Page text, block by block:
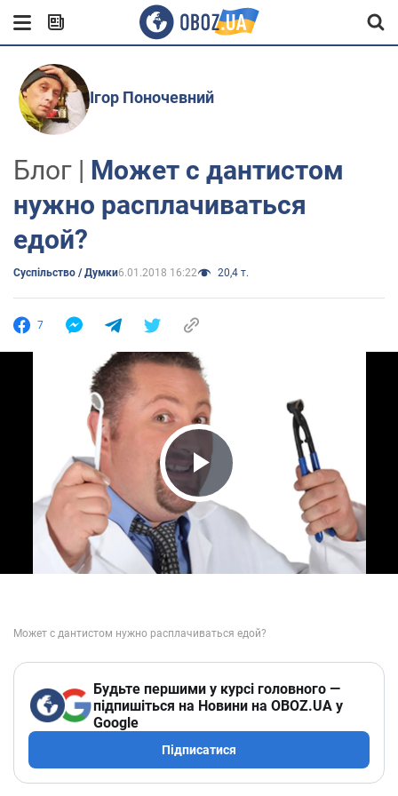
Ігор Поночевний
Блог | Может с дантистом
нужно расплачиваться
едой?
Суспільство / Думки6.01.2018 16:22 20,4 т.
7
Play Video
Будьте першими у курсі головного —
підпишіться на Новини на OBOZ.UA у
Google
Підписатися